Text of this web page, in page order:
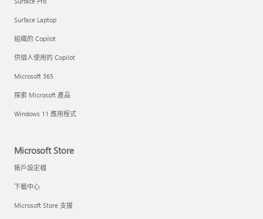
Surface Laptop
組織的 Copilot
供個人使用的 Copilot
Microsoft 365
探索 Microsoft 產品
Windows 11 應用程式
Microsoft Store
帳戶設定檔
下載中心
Microsoft Store 支援